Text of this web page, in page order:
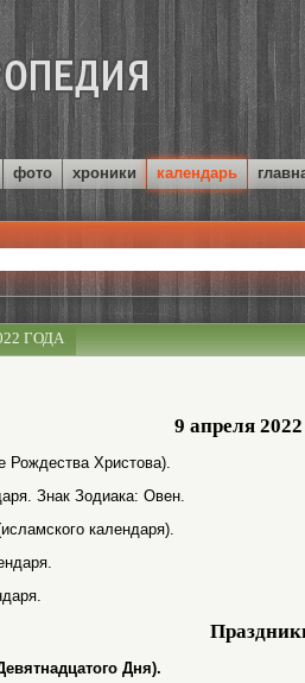
фото хроники календарь
ГОДА
9 апреля
Рождества Христова).
Знак Зодиака: Овен.
календаря).
Дня).